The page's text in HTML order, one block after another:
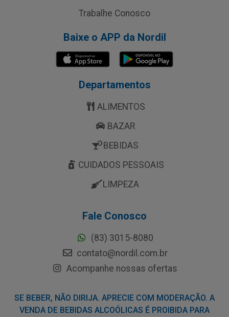
Trabalhe Conosco
Baixe o APP da Nordil
Departamentos
ALIMENTOS
BAZAR
BEBIDAS
CUIDADOS PESSOAIS
LIMPEZA
Fale Conosco
(83) 3015-8080
contato@nordil.com.br
Acompanhe nossas ofertas
SE BEBER, NÃO DIRIJA. APRECIE COM MODERAÇÃO. A
VENDA DE BEBIDAS ALCOÓLICAS É PROIBIDA PARA